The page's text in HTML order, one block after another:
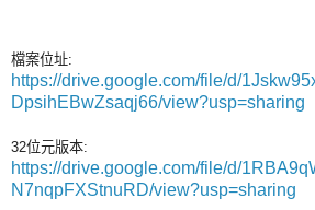
檔案位址:
https://drive.google.com/file/d/
DpsihEBwZsaqj66/view?usp=sharing
32位元版本:
https://drive.google.com/file/d/
N7nqpFXStnuRD/view?usp=sharing